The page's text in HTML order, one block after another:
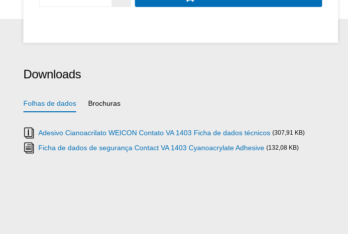
Downloads
Folhas de dados Brochuras
Adesivo Cianoacrilato WEICON Contato VA 1403 Ficha de dados técnicos (307,91 KB)
Ficha de dados de segurança Contact VA 1403 Cyanoacrylate Adhesive (132,08 KB)